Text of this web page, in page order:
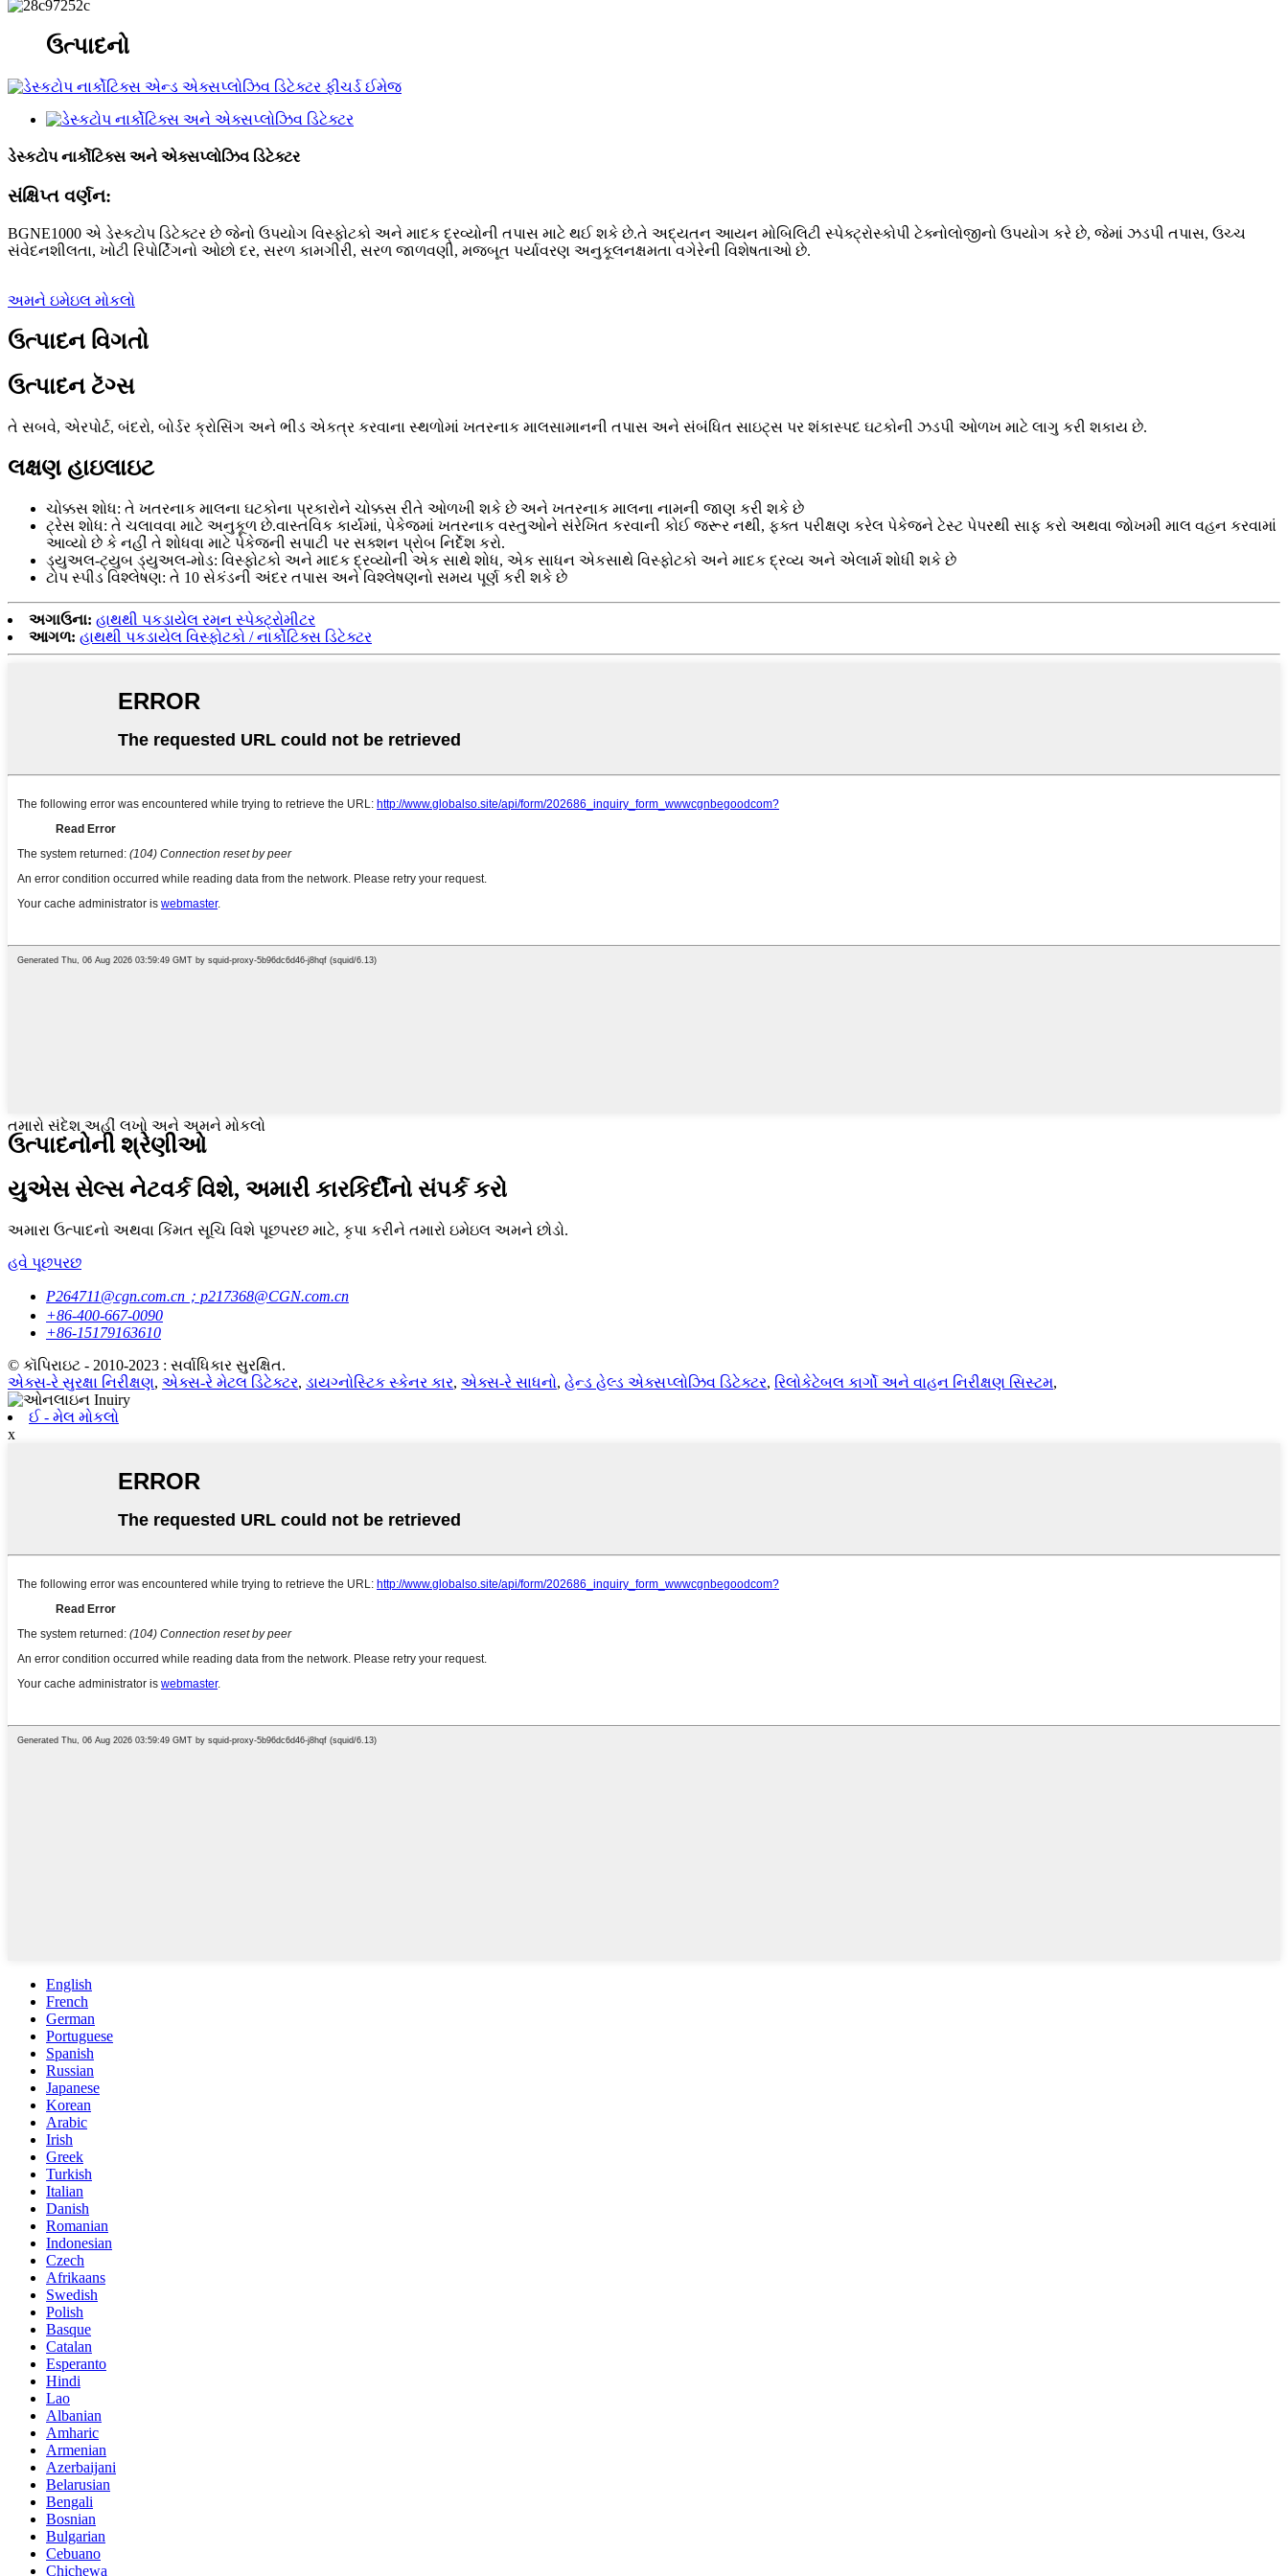
ઉત્પાદનો
ડેસ્કટોપ નાર્કોટિક્સ અને એક્સપ્લોઝિવ ડિટેક્ટર
સંક્ષિપ્ત વર્ણન:
BGNE1000 એ ડેસ્કટોપ ડિટેક્ટર છે જેનો ઉપયોગ વિસ્ફોટકો અને માદક દ્રવ્યોની તપાસ માટે થઈ શકે છે.તે અદ્યતન આયન મોબિલિટી સ્પેક્ટ્રોસ્કોપી ટેક્નોલોજીનો ઉપયોગ કરે છે, જેમાં ઝડપી તપાસ, ઉચ્ચ
સંવેદનશીલતા, ખોટી રિપોર્ટિંગનો ઓછો દર, સરળ કામગીરી, સરળ જાળવણી, મજબૂત પર્યાવરણ અનુકૂલનક્ષમતા વગેરેની વિશેષતાઓ છે.
અમને ઇમેઇલ મોકલો
ઉત્પાદન વિગતો
ઉત્પાદન ટૅગ્સ
તે સબવે, એરપોર્ટ, બંદરો, બોર્ડર ક્રોસિંગ અને ભીડ એકત્ર કરવાના સ્થળોમાં ખતરનાક માલસામાનની તપાસ અને સંબંધિત સાઇટ્સ પર શંકાસ્પદ ઘટકોની ઝડપી ઓળખ માટે લાગુ કરી શકાય છે.
લક્ષણ હાઇલાઇટ
ચોક્કસ શોધ: તે ખતરનાક માલના ઘટકોના પ્રકારોને ચોક્કસ રીતે ઓળખી શકે છે અને ખતરનાક માલના નામની જાણ કરી શકે છે
ટ્રેસ શોધ: તે ચલાવવા માટે અનુકૂળ છે.વાસ્તવિક કાર્યમાં, પેકેજમાં ખતરનાક વસ્તુઓને સંરેખિત કરવાની કોઈ જરૂર નથી, ફક્ત પરીક્ષણ કરેલ પેકેજને ટેસ્ટ પેપરથી સાફ કરો અથવા જોખમી માલ વહન કરવામાં
આવ્યો છે કે નહીં તે શોધવા માટે પેકેજની સપાટી પર સક્શન પ્રોબ નિર્દેશ કરો.
ડ્યુઅલ-ટ્યુબ ડ્યુઅલ-મોડ: વિસ્ફોટકો અને માદક દ્રવ્યોની એક સાથે શોધ, એક સાધન એકસાથે વિસ્ફોટકો અને માદક દ્રવ્ય અને એલાર્મ શોધી શકે છે
ટોપ સ્પીડ વિશ્લેષણ: તે 10 સેકંડની અંદર તપાસ અને વિશ્લેષણનો સમય પૂર્ણ કરી શકે છે
અગાઉના: હાથથી પકડાયેલ રમન સ્પેક્ટ્રોમીટર
આગળ: હાથથી પકડાયેલ વિસ્ફોટકો / નાર્કોટિક્સ ડિટેક્ટર
તમારો સંદેશ અહીં લખો અને અમને મોકલો
ઉત્પાદનોની શ્રેણીઓ
યુએસ સેલ્સ નેટવર્ક વિશે, અમારી કારકિર્દીનો સંપર્ક કરો
અમારા ઉત્પાદનો અથવા કિંમત સૂચિ વિશે પૂછપરછ માટે, કૃપા કરીને તમારો ઇમેઇલ અમને છોડો.
હવે પૂછપરછ
P264711@cgn.com.cn；p217368@CGN.com.cn
+86-400-667-0090
+86-15179163610
© કૉપિરાઇટ - 2010-2023 : સર્વાધિકાર સુરક્ષિત.
એક્સ-રે સુરક્ષા નિરીક્ષણ, એક્સ-રે મેટલ ડિટેક્ટર, ડાયગ્નોસ્ટિક સ્કેનર કાર, એક્સ-રે સાધનો, હેન્ડ હેલ્ડ એક્સપ્લોઝિવ ડિટેક્ટર, રિલોકેટેબલ કાર્ગો અને વાહન નિરીક્ષણ સિસ્ટમ,
ઈ - મેલ મોકલો
x
English
French
German
Portuguese
Spanish
Russian
Japanese
Korean
Arabic
Irish
Greek
Turkish
Italian
Danish
Romanian
Indonesian
Czech
Afrikaans
Swedish
Polish
Basque
Catalan
Esperanto
Hindi
Lao
Albanian
Amharic
Armenian
Azerbaijani
Belarusian
Bengali
Bosnian
Bulgarian
Cebuano
Chichewa